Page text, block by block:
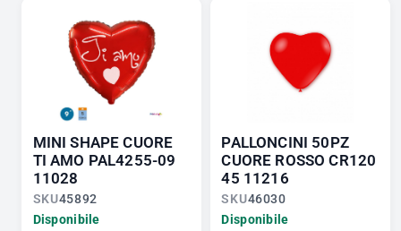
MINI SHAPE CUORE
TI AMO PAL4255-09
11028
SKU45892
Disponibile
PALLONCINI 50PZ
CUORE ROSSO CR120
45 11216
SKU46030
Disponibile